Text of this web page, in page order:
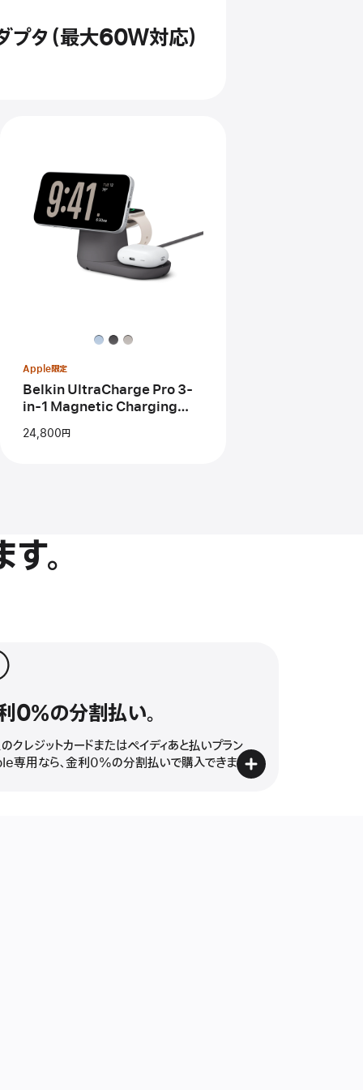
タ（最大60W対応）
前
へ
メ
ー
Pro
1
Magnetic
Charging
Apple限定
Belkin UltraCharge Pro 3-
in-1 Magnetic Charging
Dock
24,800円
。
0％の分割払い。
クレジットカードまたはペイディあと払いプラン
専用なら、金利0%の分割払いで購入できます。
％の分割払い。